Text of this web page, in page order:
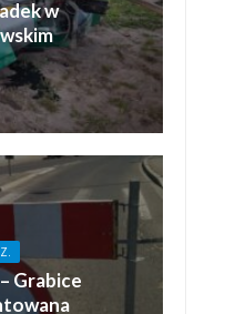
w
Grabice